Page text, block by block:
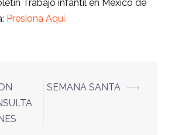
Trabajo infantil en México de
Presiona Aquí.
SEMANA SANTA ⟶